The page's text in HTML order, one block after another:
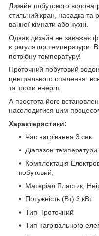
Дизайн побутового
стильний кран, насадка та
ванної кімнати або кухні.
Однак дизайн не заважає
є регулятор температури.
потрібну температуру!
Проточний побутовий
центрального опалення:
та трохи енергії.
А простота його
насолодитися цим
Характеристики:
Час нагрівання 3 сек
Діапазон
Комплектація
побутовий,
Матеріал Пластик;
Потужність (Вт) 3 кВт
Тип Проточний
Тип нагрівального